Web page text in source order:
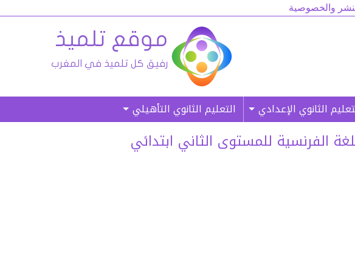
والخصوصية
الثانوي الإعدادي التعليم الثانوي التأهيلي
الفرنسية للمستوى الثاني ابتدائي